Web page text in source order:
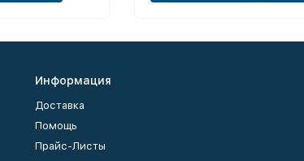
Информация
Доставка
Помощь
Прайс-Листы